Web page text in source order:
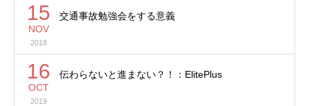
15
NOV
2018
交通事故勉強会をする意義
16
OCT
2019
伝わらないと進まない？！：ElitePlus